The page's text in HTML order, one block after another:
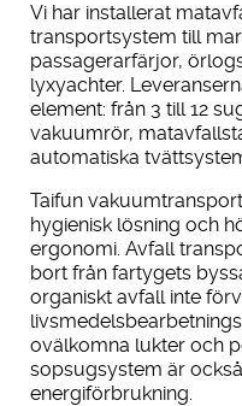
Vi har installerat
transportsystem till
passagerarfärjor,
lyxyachter.
element: från 3 till 12
vakuumrör,
automatiska
Taifun
hygienisk lösning och
ergonomi. Avfall
bort från fartygets
organiskt avfall inte
ovälkomna lukter och
sopsugsystem är
energiförbrukning.